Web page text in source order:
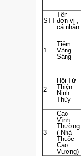
STT
Tên
đơn vị ,
cá nhân
1
Tiệm
Vàng
Sáng
2
Hội Từ
Thiện
Ninh
Thủy
3
Cao
Vĩnh
Thường
( Nhà
Thuốc
Cao
Vương)